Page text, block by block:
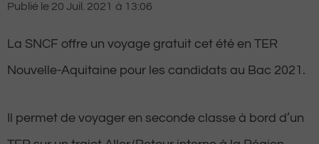
Publié le 20 Juil. 2021 à 13:06
La SNCF offre un voyage gratuit cet été en TER
Nouvelle-Aquitaine pour les candidats au Bac 2021.
Il permet de voyager en seconde classe à bord d’un